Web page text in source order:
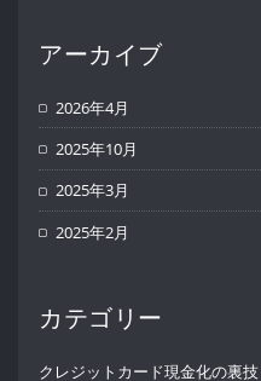
アーカイブ
2026年4月
2025年10月
2025年3月
2025年2月
カテゴリー
クレジットカード現金化の裏技